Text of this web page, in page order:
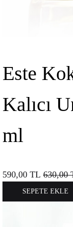
Este
Kalıcı
ml
590,00 TL 630,00
SEPETE EKLE